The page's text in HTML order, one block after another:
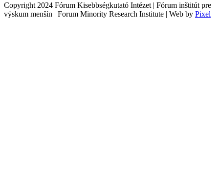
Copyright 2024 Fórum Kisebbségkutató Intézet | Fórum inštitút pre
výskum menšín | Forum Minority Research Institute | Web by Pixel